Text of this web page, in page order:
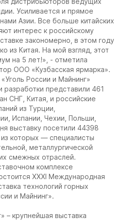
Усиливается и прямое
Азии. Все больше китайских
интерес к российскому
закономерно, в этом году
из Китая. На мой взгляд, этот
на 5 лет!», - отметила
ООО «Кузбасская ярмарка».
России и Майнинг»
разработки представили 461
СНГ, Китая, и российские
из Турции,
Испании, Чехии, Польши,
выставку посетили 44398
которых — специалисты
металлургической
смежных отраслей.
комплексе
XXXI Международная
технологий горных
и Майнинг».
– крупнейшая выставка